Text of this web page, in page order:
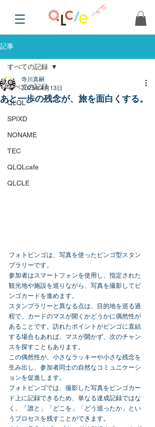
記事
すべての記録
QLQL
SPIXD
NONAME
TEC
QLQLcafe
QLCLE
すべての記録
あと一歩の残念が、旅を面白くする。
寺川真嗣
2025年4月13日
フォトビンゴは、写真を使ったビンゴ型スタン
プラリーです。
参加者はスマートフォンを使用し、指定された
観光地や施設を巡りながら、写真を撮影してビ
ンゴカードを進めます。
スタンプラリーと異なる点は、目的地を巡る過
程で、カードのマスが開くかどうかに偶然性が
あることです。訪れたポイントがビンゴに直結
する場合もあれば、マスが開かず、次のチャン
スを探すこともあります。
この偶然性が、小さなラッキーや小さな残念を
生み出し、参加者同士の自然なコミュニケーシ
ョンを促進します。
フォトビンゴでは、撮影した写真をビンゴカー
ド上に記録できるため、単なる達成記録ではな
く、「誰と」「どこを」「どう巡ったか」とい
うプロセスを残すことができます。